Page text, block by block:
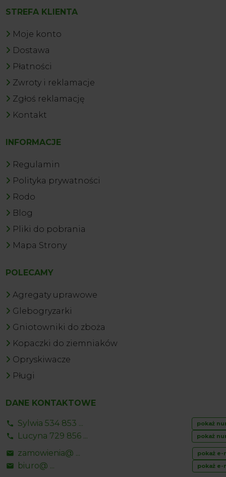
STREFA KLIENTA
Moje konto
Dostawa
Płatności
Zwroty i reklamacje
Zgłoś reklamację
Kontakt
INFORMACJE
Regulamin
Polityka prywatności
Rodo
Blog
Pliki do pobrania
Mapa Strony
POLECAMY
Agregaty uprawowe
Glebogryzarki
Gniotowniki do zboża
Kopaczki do ziemniaków
Opryskiwacze
Pługi
DANE KONTAKTOWE
Sylwia 534 853 ... pokaż
Lucyna 729 856 ... pokaż
zamowienia@ ... pokaż e-
biuro@ ... pokaż e-